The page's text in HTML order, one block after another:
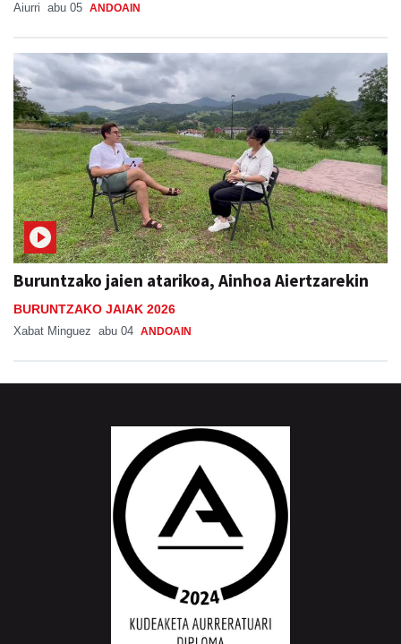
Aiurri abu 05 ANDOAIN
Buruntzako jaien atarikoa, Ainhoa Aiertzarekin
BURUNTZAKO JAIAK 2026
Xabat Minguez abu 04 ANDOAIN